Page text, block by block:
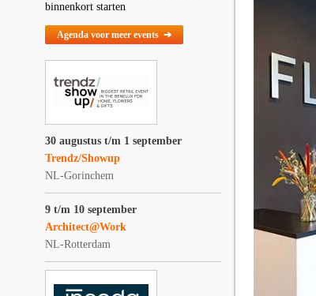
binnenkort starten
Agenda voor meer events ➔
30 augustus t/m 1 september
Trendz/Showup
NL-Gorinchem
9 t/m 10 september
Architect@Work
NL-Rotterdam